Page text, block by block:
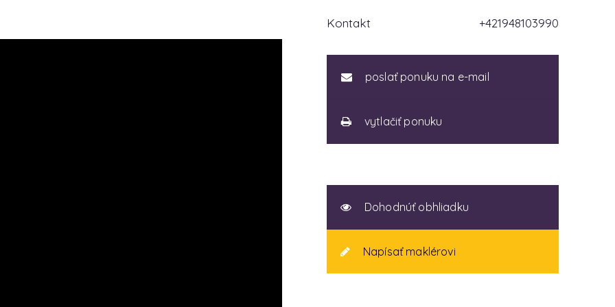
Kontakt +421948103990
poslať ponuku na e-mail
vytlačiť ponuku
Dohodnúť obhliadku
Napísať maklérovi